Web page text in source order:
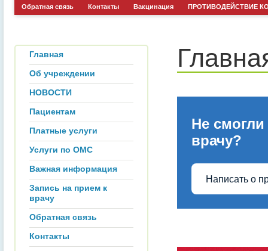
Обратная связь Контакты Вакцинация ПРОТИВОДЕЙСТВИЕ
Главная
Об учреждении
НОВОСТИ
Пациентам
Платные услуги
Услуги по ОМС
Важная информация
Запись на прием к
врачу
Обратная связь
Контакты
Не смогли
врачу?
Написать о